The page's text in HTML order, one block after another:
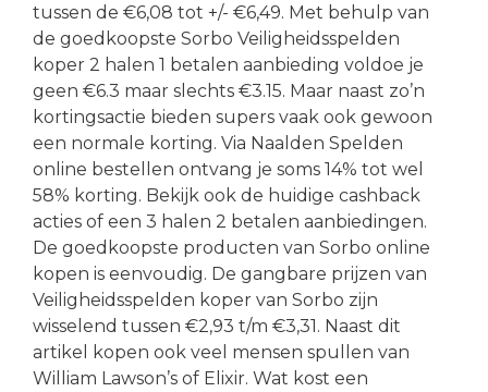
tussen de €6,08 tot +/- €6,49. Met behulp van
de goedkoopste Sorbo Veiligheidsspelden
koper 2 halen 1 betalen aanbieding voldoe je
geen €6.3 maar slechts €3.15. Maar naast zo’n
kortingsactie bieden supers vaak ook gewoon
een normale korting. Via Naalden Spelden
online bestellen ontvang je soms 14% tot wel
58% korting. Bekijk ook de huidige cashback
acties of een 3 halen 2 betalen aanbiedingen.
De goedkoopste producten van Sorbo online
kopen is eenvoudig. De gangbare prijzen van
Veiligheidsspelden koper van Sorbo zijn
wisselend tussen €2,93 t/m €3,31. Naast dit
artikel kopen ook veel mensen spullen van
William Lawson’s of Elixir. Wat kost een